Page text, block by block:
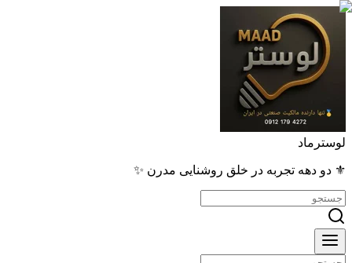
لوسترماد
⚜️ دو دهه تجربه در خلق روشنایی مدرن ✨